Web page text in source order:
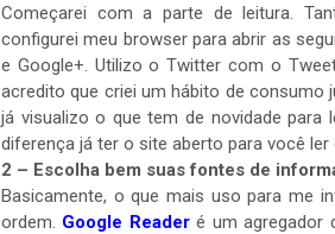
Começarei com a parte de leitura.
configurei meu browser para abrir as
e Google+. Utilizo o Twitter com o
acredito que criei um hábito de consumo
já visualizo o que tem de novidade para
diferença já ter o site aberto para você ler
2 – Escolha bem suas fontes de
Basicamente, o que mais uso para me
ordem. Google Readeré um agregador